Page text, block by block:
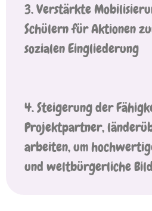
3. Verstärkte
Schülern für Aktionen
sozialen Eingliederung
4. Steigerung der
Projektpartner,
arbeiten, um
und weltbürgerliche